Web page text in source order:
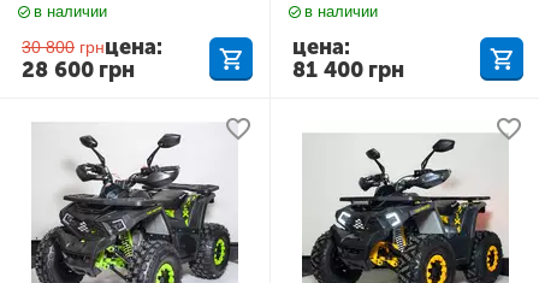
в наличии
30 800 грн
28 600 грн
цена:
в наличии
81 400 грн
цена: